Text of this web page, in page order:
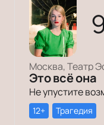
Москва, Театр
Это всё она
12+ Трагедия